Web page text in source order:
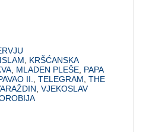
ISLAM, KRŠĆANSKA
, MLADEN PLEŠE, PAPA
II.,TELEGRAM,THE
,VJEKOSLAV